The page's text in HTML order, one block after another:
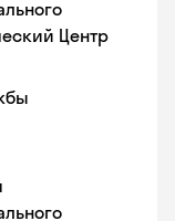
Центр